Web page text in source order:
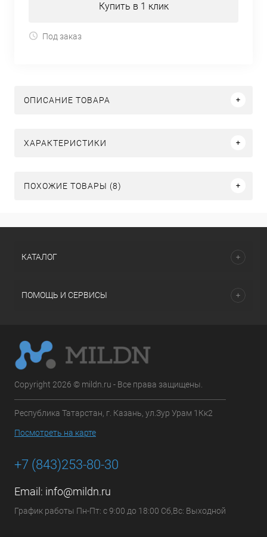
Купить в 1 клик
Под заказ
ОПИСАНИЕ ТОВАРА
ХАРАКТЕРИСТИКИ
ПОХОЖИЕ ТОВАРЫ (8)
КАТАЛОГ
ПОМОЩЬ И СЕРВИСЫ
Copyright 2026 © mildn.ru - Все права защищены.
Республика Татарстан, г. Казань, ул.Зур Урам 1Кк2
Посмотреть на карте
+7 (843)253-80-30
Email: info@mildn.ru
График работы Пн-Пт: с 9:00 до 18:00 Сб,Вс: Выходной